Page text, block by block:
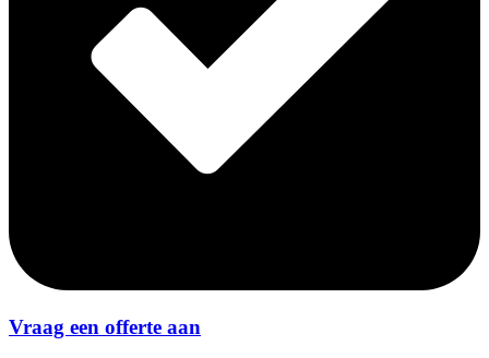
Vraag een offerte aan